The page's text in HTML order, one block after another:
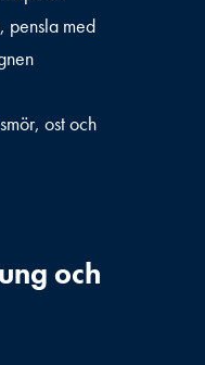
pensla med
ost och
och